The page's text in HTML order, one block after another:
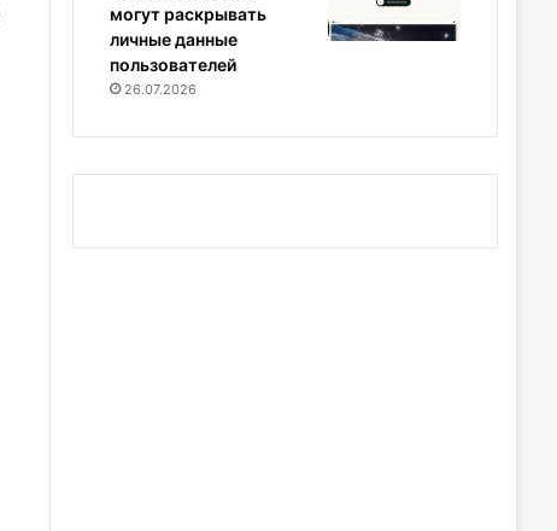
могут раскрывать
личные данные
пользователей
26.07.2026